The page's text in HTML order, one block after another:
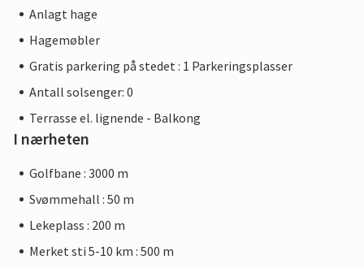
Anlagt hage
Hagemøbler
Gratis parkering på stedet : 1 Parkeringsplasser
Antall solsenger: 0
Terrasse el. lignende - Balkong
I nærheten
Golfbane : 3000 m
Svømmehall : 50 m
Lekeplass : 200 m
Merket sti 5-10 km : 500 m